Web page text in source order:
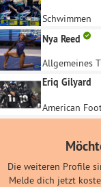
Schwimmen
Nya Reed
Allgemeines
Eriq Gilyard
American
Die weiteren Profile
Melde dich jetzt